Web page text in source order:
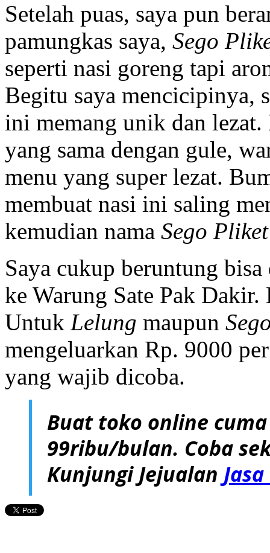
Setelah puas, saya pun
pamungkas saya, Sego
seperti nasi goreng tapi
Begitu saya mencicipinya,
ini memang unik dan
yang sama dengan gule,
menu yang super lezat.
membuat nasi ini saling
kemudian nama Sego
Saya cukup beruntung
ke Warung Sate Pak
Untuk Lelung maupun
mengeluarkan Rp. 9000
yang wajib dicoba.
Buat toko online
99ribu/bulan. Coba
Kunjungi Jejualan